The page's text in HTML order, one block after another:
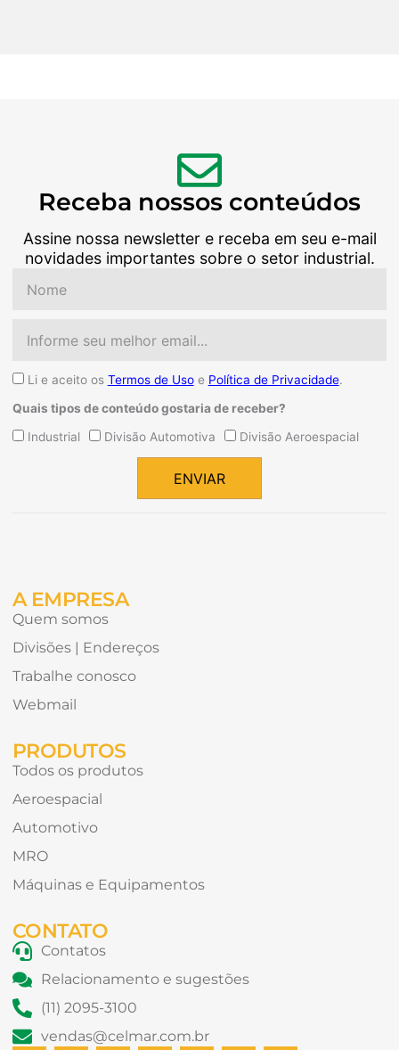
Receba nossos conteúdos
Assine nossa newsletter e receba em seu e-mail
novidades importantes sobre o setor industrial.
AceiteLi e aceito os Termos de Usoe Política de Privacidade.
Quais tipos de conteúdo gostaria de receber?
QuaisIndustrial Divisão Automotiva Divisão Aeroespacial
ENVIAR
A EMPRESA
Quem somos
Divisões | Endereços
Trabalhe conosco
Webmail
PRODUTOS
Todos os produtos
Aeroespacial
Automotivo
MRO
Máquinas e Equipamentos
CONTATO
Contatos
Relacionamento e sugestões
(11) 2095-3100
vendas@celmar.com.br